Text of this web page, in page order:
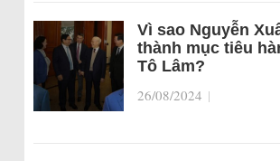
Vì sao Nguyễn
thành mục tiêu
Tô Lâm?
26/08/2024 |